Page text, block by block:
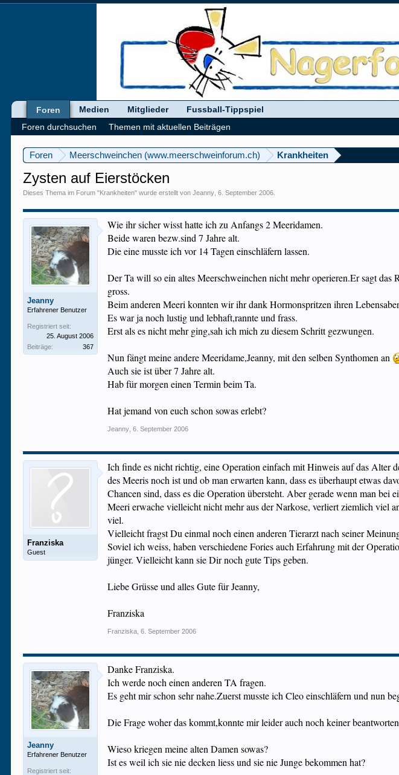
Foren Meerschweinchen (www.meerschweinforum.ch) Krankheiten
Zysten auf Eierstöcken
Dieses Thema im Forum "Krankheiten" wurde erstellt vonJeanny ,6. September 2006
Jeanny
Erfahrener Benutzer
Registriert seit:
25. August 2006
Beiträge:
367
Wie ihr sicher wisst hatte ich zu Anfangs 2 Meeridamen.
Beide waren bezw.sind 7 Jahre alt.
Die eine musste ich vor 14 Tagen einschläfern lassen.
Der Ta will so ein altes Meerschweinchen nicht mehr operieren.Er sagt
gross.
Beim anderen Meeri konnten wir ihr dank Hormonspritzen ihren
Es war ja noch lustig und lebhaft,rannte und frass.
Erst als es nicht mehr ging,sah ich mich zu diesem Schritt gezwungen.
Nun fängt meine andere Meeridame,Jeanny, mit den selben Synthomen an
Auch sie ist über 7 Jahre alt.
Hab für morgen einen Termin beim Ta.
Hat jemand von euch schon sowas erlebt?
Jeanny 6. September 2006
Franziska
Guest
Ich finde es nicht richtig, eine Operation einfach mit Hinweis auf das Alter
des Meeris noch ist und ob man erwarten kann, dass es überhaupt etwas
Chancen sind, dass es die Operation übersteht. Aber gerade wenn man
Meeri erwache vielleicht nicht mehr aus der Narkose, verliert ziemlich viel
viel.
Vielleicht fragst Du einmal noch einen anderen Tierarzt nach seiner
Soviel ich weiss, haben verschiedene Fories auch Erfahrung mit der
jünger. Vielleicht kann sie Dir noch gute Tips geben.
Liebe Grüsse und alles Gute für Jeanny,
Franziska
Franziska 6. September 2006
Jeanny
Erfahrener Benutzer
Registriert seit:
Danke Franziska.
Ich werde noch einen anderen TA fragen.
Es geht mir schon sehr nahe.Zuerst musste ich Cleo einschläfern und nun
Die Frage woher das kommt,konnte mir leider auch noch keiner
Wieso kriegen meine alten Damen sowas?
Ist es weil ich sie nie decken liess und sie nie Junge bekommen hat?
Foren
Foren durchsuchen
Themen mit aktuellen Beiträgen
Medien Mitglieder Fussball-Tippspiel